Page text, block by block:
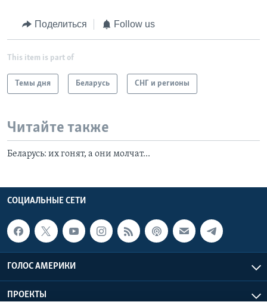
Поделиться Follow us
This item is part of
Темы дня Беларусь СНГ и регионы
Читайте также
Беларусь: их гонят, а они молчат...
СОЦИАЛЬНЫЕ СЕТИ
ГОЛОС АМЕРИКИ
ПРОЕКТЫ